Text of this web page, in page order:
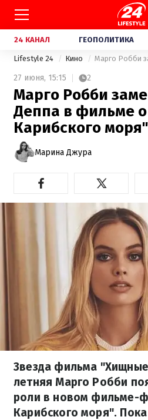
24 КАНАЛ ГЕОПОЛИТИКА
Lifestyle 24 Кино
27 июня, 15:15 2
Марго Робби
Деппа в фильме
Карибского моря"
Марина Джура
Звезда фильма
летняя Марго Робби
роли в новом фильме-
Карибского моря".